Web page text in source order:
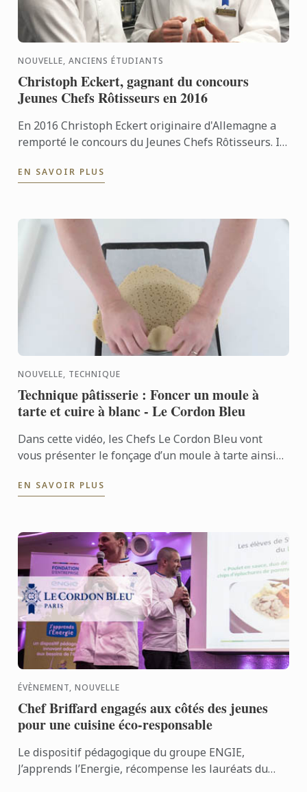
NOUVELLE, ANCIENS ÉTUDIANTS
Christoph Eckert, gagnant du concours
Jeunes Chefs Rôtisseurs en 2016
En 2016 Christoph Eckert originaire d'Allemagne a
remporté le concours du Jeunes Chefs Rôtisseurs. Il
étudier la ...
EN SAVOIR PLUS
NOUVELLE, TECHNIQUE
Technique pâtisserie : Foncer un moule à
tarte et cuire à blanc - Le Cordon Bleu
Dans cette vidéo, les Chefs Le Cordon Bleu vont
vous présenter le fonçage d’un moule à tarte ainsi
EN SAVOIR PLUS
ÉVÈNEMENT, NOUVELLE
Chef Briffard engagés aux côtés des jeunes
pour une cuisine éco-responsable
Le dispositif pédagogique du groupe ENGIE,
J’apprends l’Energie, récompense les lauréats du